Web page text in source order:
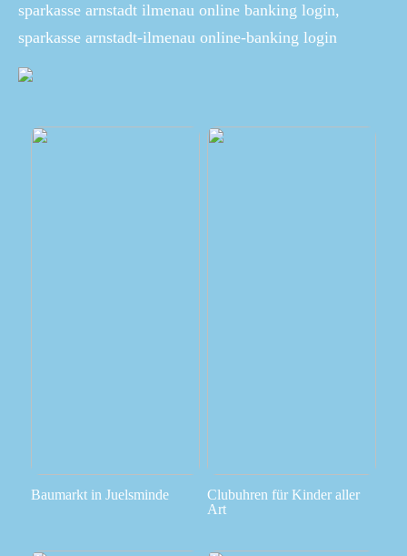
sparkasse arnstadt ilmenau online banking login,
sparkasse arnstadt-ilmenau online-banking login
Baumarkt in Juelsminde
Clubuhren für Kinder aller
Art